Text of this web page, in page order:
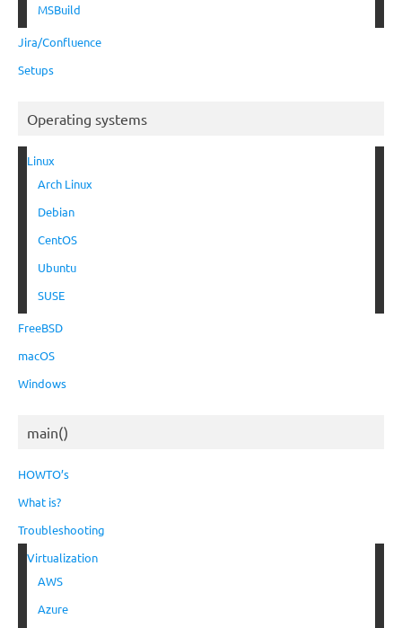
MSBuild
Jira/Confluence
Setups
Operating systems
Linux
Arch Linux
Debian
CentOS
Ubuntu
SUSE
FreeBSD
macOS
Windows
main()
HOWTO’s
What is?
Troubleshooting
Virtualization
AWS
Azure